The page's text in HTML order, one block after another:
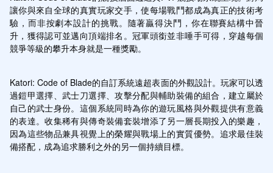
讓你與來自全球的真實玩家交手，使每場戰鬥都成為真正的技術考
驗，而非按劇本設計的挑戰。隨著贏得決鬥，你在聯賽結構中晉
升，獲得認可並邁向頂端排名。冠軍頭銜並非唾手可得，穿越每個
競爭等級的攀升本身就是一種獎勵。
Katori: Code of Blade的自訂系統遠超表面的外觀設計。玩家可以透
過鎧甲選擇、武士刀選擇、攻擊分配與輔助裝備的組合，建立屬於
自己的武士身份。這個系統同時為你的遊玩風格與外觀提供有意義
的表達。收集稀有與傳奇裝備套裝增添了另一層長期投入的樂趣，
因為這些物品兼具視覺上的榮耀與戰場上的實質優勢。追求最佳裝
備搭配，成為追求勝利之外的另一個持續目標。